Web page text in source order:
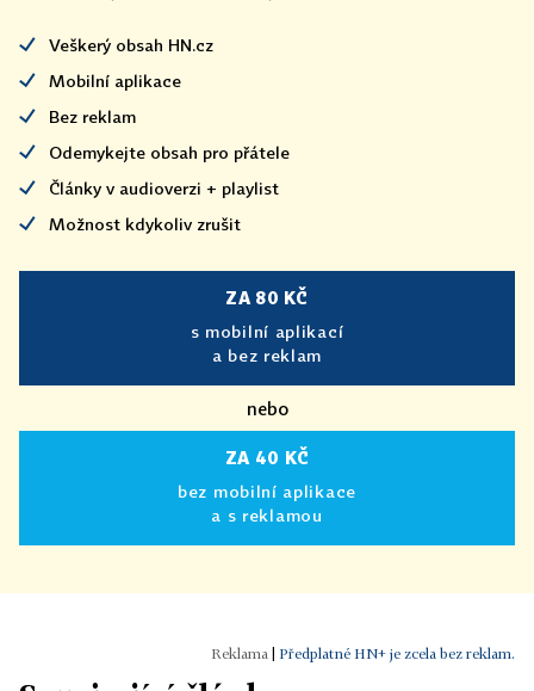
Veškerý obsah HN.cz
Mobilní aplikace
Bez reklam
Odemykejte obsah pro přátele
Články v audioverzi + playlist
Možnost kdykoliv zrušit
ZA 80 KČ
s mobilní aplikací
a bez reklam
nebo
ZA 40 KČ
bez mobilní aplikace
a s reklamou
Předplatné HN+ je zcela bez reklam.